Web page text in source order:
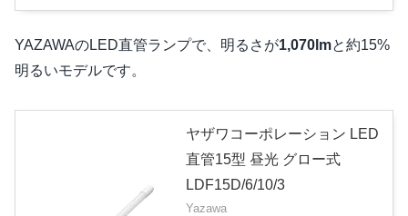
YAZAWAのLED直管ランプで、明るさが1,070lmと約15%
明るいモデルです。
ヤザワコーポレーション LED
直管15型 昼光 グロー式
LDF15D/6/10/3
Yazawa